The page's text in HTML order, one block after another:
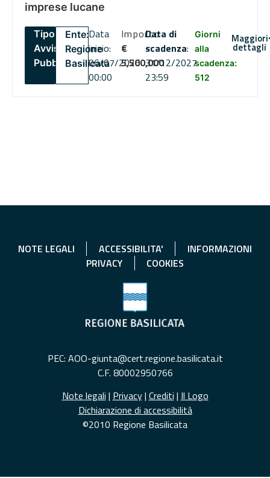
imprese lucane
Tipo:
Avviso
Pubblico
Ente:
Regione
Basilicata
Data
inizio:
06/07/2026
00:00
Importo
€
5,500,000
Data di
scadenza:
31/12/2027
23:59
Giorni
alla
scadenza:
512
Maggiori
dettagli
NOTE LEGALI ACCESSIBILITA'
INFORMAZIONI
PRIVACY
COOKIES
PEC: AOO-giunta@cert.regione.basilicata.it
C.F. 80002950766
Note legali | Privacy| Crediti | Il Logo
Dichiarazione di accessibilità
©2010 Regione Basilicata